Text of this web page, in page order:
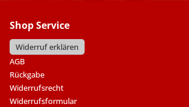
Shop Service
Widerruf erklären
AGB
Rückgabe
Widerrufsrecht
Widerrufsformular